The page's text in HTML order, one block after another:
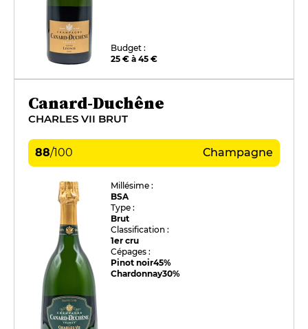
Budget :
25 € à 45 €
Canard-Duchêne
CHARLES VII BRUT
88/100 Champagne
Millésime :
BSA
Type :
Brut
Classification :
1er cru
Cépages :
Pinot noir45%
Chardonnay30%